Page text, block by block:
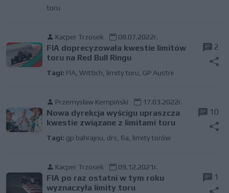
toru
Kacper Trzosek 08.07.2022r.
FIA doprecyzowała kwestie limitów
toru na Red Bull Ringu
Tagi: FIA Wittich limity toru GP Austrii
2
Przemysław Kempiński 17.03.2022r.
Nowa dyrekcja wyścigu upraszcza
kwestie związane z limitami toru
Tagi: gp bahrajnu drs fia limity torów
10
Kacper Trzosek 09.12.2021r.
FIA po raz ostatni w tym roku
wyznaczyła limity toru
1